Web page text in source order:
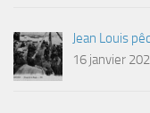
Jean Louis
16 janvier